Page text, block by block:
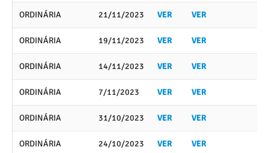
ORDINÁRIA 21/11/2023 VER VER
ORDINÁRIA 19/11/2023 VER VER
ORDINÁRIA 14/11/2023 VER VER
ORDINÁRIA 7/11/2023 VER VER
ORDINÁRIA 31/10/2023 VER VER
ORDINÁRIA 24/10/2023 VER VER